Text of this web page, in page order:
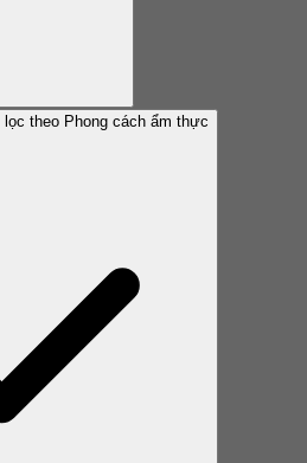
theo Phong cách ẩm thực